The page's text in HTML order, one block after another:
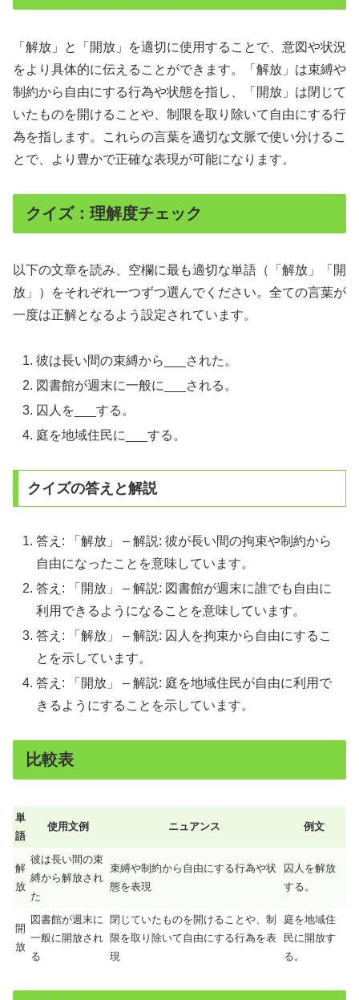
「解放」と「開放」を適切に使用することで、意図や状況
をより具体的に伝えることができます。「解放」は束縛や
制約から自由にする行為や状態を指し、「開放」は閉じて
いたものを開けることや、制限を取り除いて自由にする行
為を指します。これらの言葉を適切な文脈で使い分けるこ
とで、より豊かで正確な表現が可能になります。
クイズ：理解度チェック
以下の文章を読み、空欄に最も適切な単語（「解放」「開
放」）をそれぞれ一つずつ選んでください。全ての言葉が
一度は正解となるよう設定されています。
彼は長い間の束縛から___された。
図書館が週末に一般に___される。
囚人を___する。
庭を地域住民に___する。
クイズの答えと解説
答え: 「解放」 – 解説: 彼が長い間の拘束や制約から
自由になったことを意味しています。
答え: 「開放」 – 解説: 図書館が週末に誰でも自由に
利用できるようになることを意味しています。
答え: 「解放」 – 解説: 囚人を拘束から自由にするこ
とを示しています。
答え: 「開放」 – 解説: 庭を地域住民が自由に利用で
きるようにすることを示しています。
比較表
単
語
使用文例 ニュアンス 例文
解
放
彼は長い間の束
縛から解放され
た
束縛や制約から自由にする行為や状
態を表現
囚人を解放
する。
開
放
図書館が週末に
一般に開放され
る
閉じていたものを開けることや、制
限を取り除いて自由にする行為を表
現
庭を地域住
民に開放す
る。